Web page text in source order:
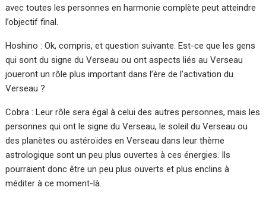
avec toutes les personnes en harmonie complète peut atteindre
l’objectif final.
Hoshino : Ok, compris, et question suivante. Est-ce que les gens
qui sont du signe du Verseau ou ont aspects liés au Verseau
joueront un rôle plus important dans l’ère de l’activation du
Verseau ?
Cobra : Leur rôle sera égal à celui des autres personnes, mais les
personnes qui ont le signe du Verseau, le soleil du Verseau ou
des planètes ou astéroïdes en Verseau dans leur thème
astrologique sont un peu plus ouvertes à ces énergies. Ils
pourraient donc être un peu plus ouverts et plus enclins à
méditer à ce moment-là.